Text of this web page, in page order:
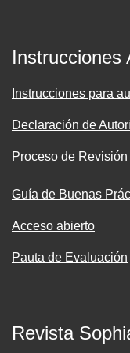
Instrucciones
Instrucciones para
Declaración de
Proceso de
Guía de Buenas
Acceso abierto
Pauta de Evaluación
Revista